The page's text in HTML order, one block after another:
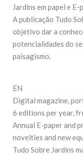
Jardins em papel e E-
A publicação Tudo
objetivo dar a
potencialidades do
paisagismo.
EN
Digital magazine,
6 editions per year,
Annual E-paper and
novelties and new
Tudo Sobre Jardins